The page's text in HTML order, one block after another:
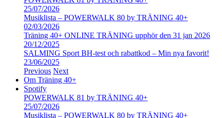
25/07/2026
Musiklista – POWERWALK 80 by TRÄNING 40+
02/03/2026
Träning 40+ ONLINE TRÄNING upphör den 31 jan 2026
20/12/2025
SALMING Sport BH-test och rabattkod – Min nya favorit!
23/06/2025
Previous Next
Om Träning 40+
Spotify
POWERWALK 81 by TRÄNING 40+
25/07/2026
Musiklista – POWERWALK 80 by TRÄNING 40+